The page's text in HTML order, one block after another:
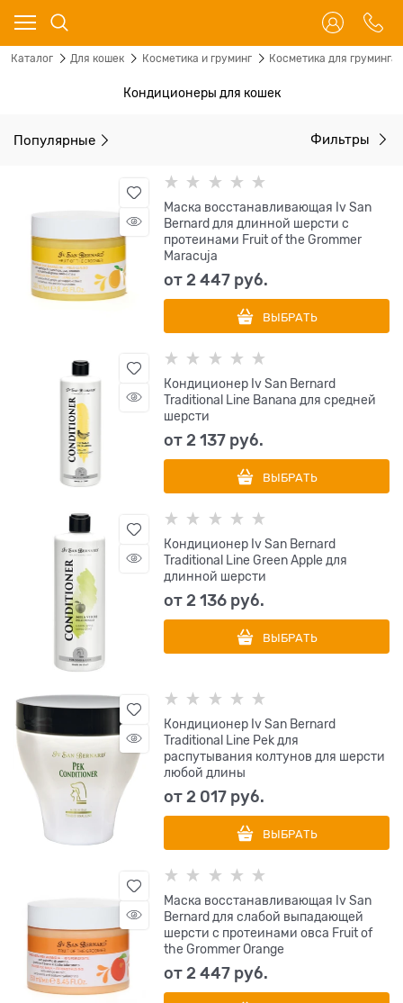
Каталог Для кошек Косметика и груминг Косметика для груминга
Кондиционеры для кошек
Популярные Фильтры
Маска восстанавливающая Iv San
Bernard для длинной шерсти с
протеинами Fruit of the Grommer
Maracuja
от2 447 руб.
ВЫБРАТЬ
Кондиционер Iv San Bernard
Traditional Line Banana для средней
шерсти
от2 137 руб.
ВЫБРАТЬ
Кондиционер Iv San Bernard
Traditional Line Green Apple для
длинной шерсти
от2 136 руб.
ВЫБРАТЬ
Кондиционер Iv San Bernard
Traditional Line Pek для
распутывания колтунов для шерсти
любой длины
от2 017 руб.
ВЫБРАТЬ
Маска восстанавливающая Iv San
Bernard для слабой выпадающей
шерсти с протеинами овса Fruit of
the Grommer Orange
от2 447 руб.